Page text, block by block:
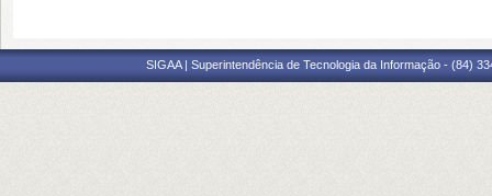
SIGAA | Superintendência de Tecnologia da Informação - (84)